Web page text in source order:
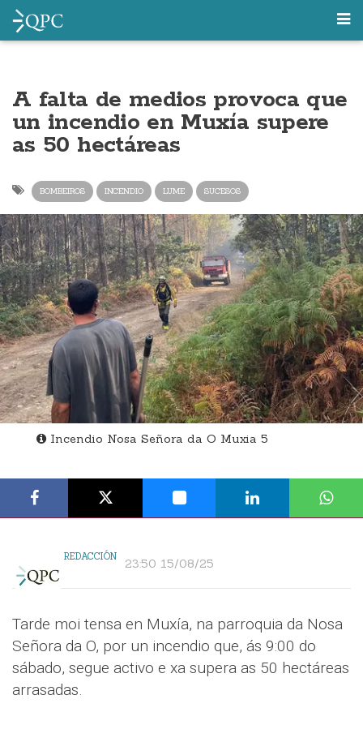
A falta de medios provoca que
un incendio en Muxía supere
as 50 hectáreas
BOMBEIROS INCENDIO LUME SUCESOS
Incendio Nosa Señora da O Muxia 5
REDACCIÓN 23:50 15/08/25
Tarde moi tensa en Muxía, na parroquia da Nosa
Señora da O, por un incendio que, ás 9:00 do
sábado, segue activo e xa supera as 50 hectáreas
arrasadas.